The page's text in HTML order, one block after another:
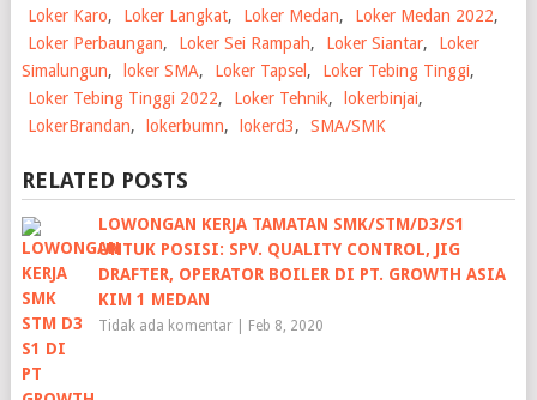
Loker Karo, Loker Langkat, Loker Medan, Loker Medan 2022,
Loker Perbaungan, Loker Sei Rampah, Loker Siantar,
Loker
Simalungun, loker SMA, Loker Tapsel , Loker Tebing Tinggi,
Loker Tebing Tinggi 2022, Loker Tehnik, lokerbinjai,
LokerBrandan, lokerbumn, lokerd3, SMA/SMK
RELATED POSTS
LOWONGAN KERJA TAMATAN SMK/STM/D3/S1
UNTUK POSISI: SPV. QUALITY CONTROL, JIG
DRAFTER, OPERATOR BOILER DI PT. GROWTH ASIA
KIM 1 MEDAN
Tidak ada komentar| Feb 8, 2020